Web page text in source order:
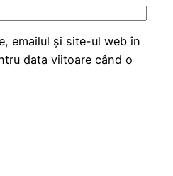
emailul și site-ul web în
data viitoare când o